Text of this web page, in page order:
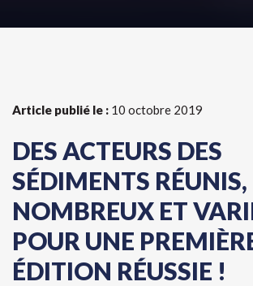
Article publié le : 10 octobre 2019
DES ACTEURS DES
SÉDIMENTS RÉUNIS,
NOMBREUX ET
POUR UNE
ÉDITION RÉUSSIE !